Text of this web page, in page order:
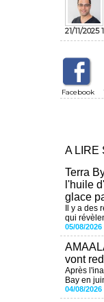
21/11/2025
Facebook
A LIRE
Terra
l'huile
glace
Il y a des
qui
05/08/
vont
Après
Bay en
04/08/